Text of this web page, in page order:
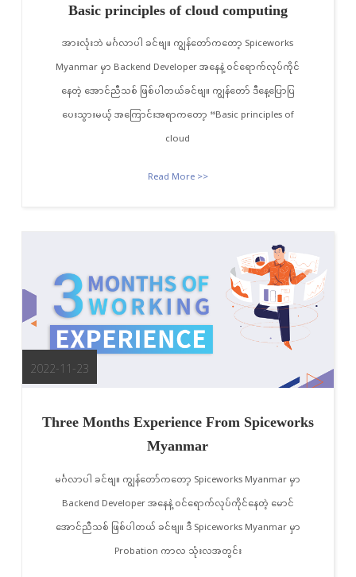
Basic principles of cloud computing
အားလုံးဘဲ မင်္ဂလာပါ ခင်ဗျ။ ကျွန်တော်ကတော့ Spiceworks
Myanmar မှာ Backend Developer အနေနဲ့ ဝင်ရောက်လုပ်ကိုင်
နေတဲ့ အောင်ညီသစ် ဖြစ်ပါတယ်ခင်ဗျ။ ကျွန်တော် ဒီနေ့ပြောပြ
ပေးသွားမယ့် အကြောင်းအရာကတော့ “Basic principles of
cloud
Read More >>
2022-11-23
Three Months Experience From Spiceworks
Myanmar
မင်္ဂလာပါ ခင်ဗျ။ ကျွန်တော်ကတော့ Spiceworks Myanmar မှာ
Backend Developer အနေနဲ့ ဝင်ရောက်လုပ်ကိုင်နေတဲ့ မောင်
အောင်ညီသစ် ဖြစ်ပါတယ် ခင်ဗျ။ ဒီ Spiceworks Myanmar မှာ
Probation ကာလ သုံးလအတွင်း